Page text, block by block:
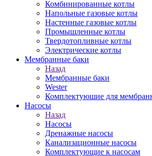
Комбинированные котлы
Напольные газовые котлы
Настенные газовые котлы
Промышленные котлы
Твердотопливные котлы
Электрические котлы
Мембранные баки
Назад
Мембранные баки
Wester
Комплектуюшие для
Насосы
Назад
Насосы
Дренажные насосы
Канализационные насосы
Комплектующие к насосам